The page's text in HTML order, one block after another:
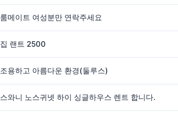
룸메이트 여성분만 연락주세요
집 랜트 2500
조용하고 아름다운 환경(둘루스)
스와니 노스귀넷 하이 싱글하우스 렌트 합니다.